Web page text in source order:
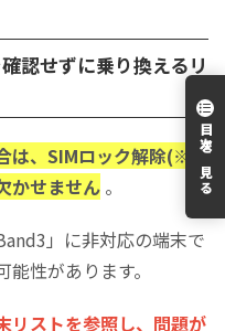
目次を見る
認せずに乗り換えるリ
は、SIMロック解除(※1)
かせません 。
」に非対応の端末で
性があります。
リストを参照し、問題が